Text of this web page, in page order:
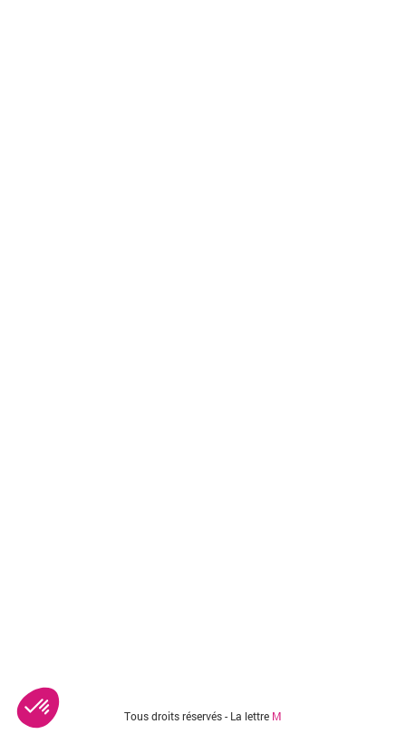
Tous droits réservés - La lettre M